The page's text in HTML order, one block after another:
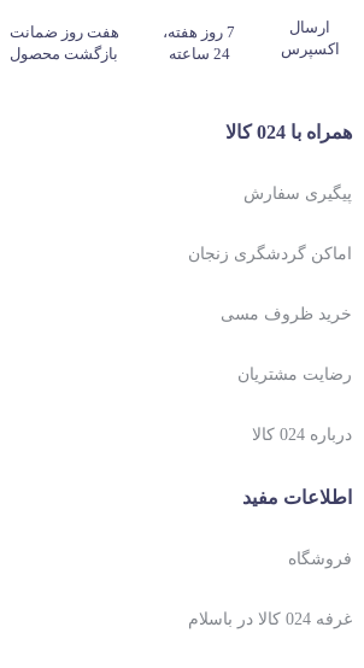
ارسال
اکسپرس
7 روز هفته،
24 ساعته
هفت روز ضمانت
بازگشت محصول
همراه با 024 کالا
پیگیری سفارش
اماکن گردشگری زنجان
خرید ظروف مسی
رضایت مشتریان
درباره 024 کالا
اطلاعات مفید
فروشگاه
غرفه 024 کالا در باسلام